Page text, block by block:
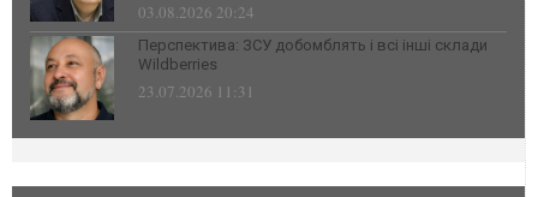
03.08.2026 20:24
Перспектива: ЗСУ добомблять і всі інші склади
Wildberries
23.07.2026 11:31